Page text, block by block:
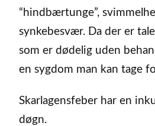
“hindbærtunge”,
synkebesvær. Da der er
som er dødelig uden
en sygdom man kan tage
Skarlagensfeber har en
døgn.